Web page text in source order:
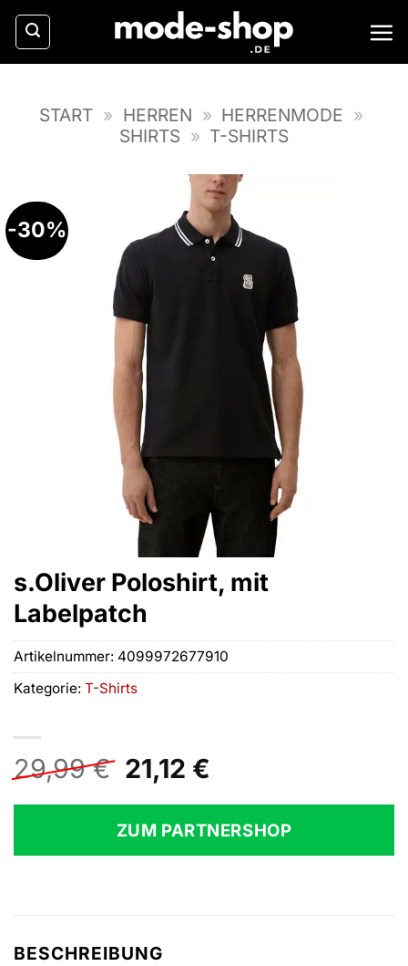
Zum
Inhalt
springen
START » HERREN » HERRENMODE »
SHIRTS » T-SHIRTS
-30%
s.Oliver Poloshirt, mit
Labelpatch
29,99€ Ursprünglicher
Preis
war:
29,99 €
21,12 €
ist:
21,12 €.
ZUM PARTNERSHOP
Artikelnummer: 4099972677910
Kategorie: T-Shirts
BESCHREIBUNG